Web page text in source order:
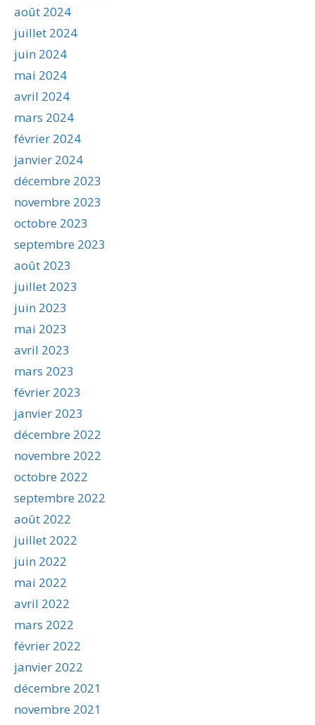
août 2024
juillet 2024
juin 2024
mai 2024
avril 2024
mars 2024
février 2024
janvier 2024
décembre 2023
novembre 2023
octobre 2023
septembre 2023
août 2023
juillet 2023
juin 2023
mai 2023
avril 2023
mars 2023
février 2023
janvier 2023
décembre 2022
novembre 2022
octobre 2022
septembre 2022
août 2022
juillet 2022
juin 2022
mai 2022
avril 2022
mars 2022
février 2022
janvier 2022
décembre 2021
novembre 2021